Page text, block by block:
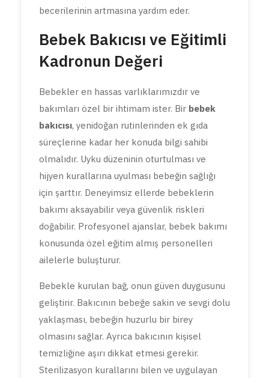
becerilerinin artmasına yardım eder.
Bebek Bakıcısı ve Eğitimli
Kadronun Değeri
Bebekler en hassas varlıklarımızdır ve
bakımları özel bir ihtimam ister. Bir bebek
bakıcısı, yenidoğan rutinlerinden ek gıda
süreçlerine kadar her konuda bilgi sahibi
olmalıdır. Uyku düzeninin oturtulması ve
hijyen kurallarına uyulması bebeğin sağlığı
için şarttır. Deneyimsiz ellerde bebeklerin
bakımı aksayabilir veya güvenlik riskleri
doğabilir. Profesyonel ajanslar, bebek bakımı
konusunda özel eğitim almış personelleri
ailelerle buluşturur.
Bebekle kurulan bağ, onun güven duygusunu
geliştirir. Bakıcının bebeğe sakin ve sevgi dolu
yaklaşması, bebeğin huzurlu bir birey
olmasını sağlar. Ayrıca bakıcının kişisel
temizliğine aşırı dikkat etmesi gerekir.
Sterilizasyon kurallarını bilen ve uygulayan